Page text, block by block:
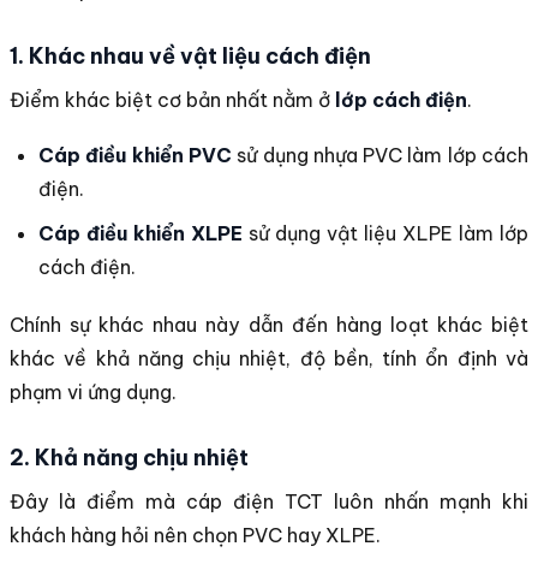
1. Khác nhau về vật liệu cách điện
Điểm khác biệt cơ bản nhất nằm ở lớp cách điện.
Cáp điều khiển PVC sử dụng nhựa PVC làm lớp cách
điện.
Cáp điều khiển XLPE sử dụng vật liệu XLPE làm lớp
cách điện.
Chính sự khác nhau này dẫn đến hàng loạt khác biệt
khác về khả năng chịu nhiệt, độ bền, tính ổn định và
phạm vi ứng dụng.
2. Khả năng chịu nhiệt
Đây là điểm mà cáp điện TCT luôn nhấn mạnh khi
khách hàng hỏi nên chọn PVC hay XLPE.